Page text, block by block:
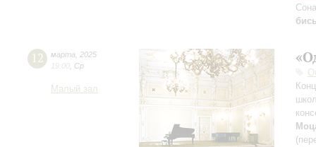
12 марта
2025
19:00 Ср
Малый зал